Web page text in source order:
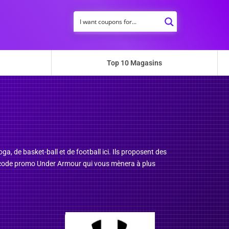
Top 10 Magasins
de basket-ball et de football ici. Ils proposent des
promo Under Armour qui vous mènera à plus